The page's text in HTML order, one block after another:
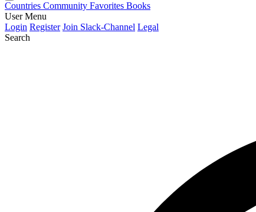
Countries Community Favorites Books
User Menu
Login Register Join Slack-Channel Legal
Search